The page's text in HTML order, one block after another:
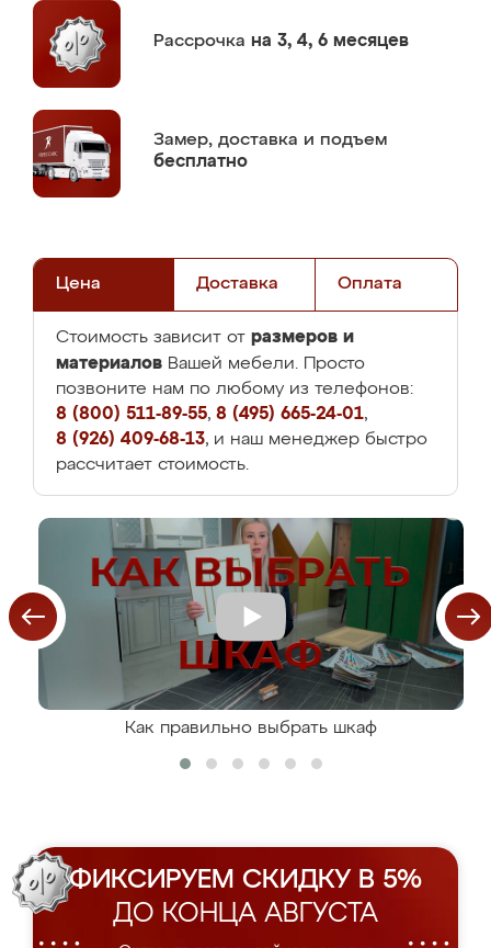
Рассрочка на 3, 4, 6 месяцев
Замер, доставка и подъем
бесплатно
Цена Доставка Оплата
Стоимость зависит от размеров и
материалов Вашей мебели. Просто
позвоните нам по любому из телефонов:
8 (800) 511-89-55, 8 (495) 665-24-01,
8 (926) 409-68-13, и наш менеджер быстро
рассчитает стоимость.
Как правильно выбрать шкаф
ФИКСИРУЕМ СКИДКУ В 5%
ДО КОНЦА АВГУСТА